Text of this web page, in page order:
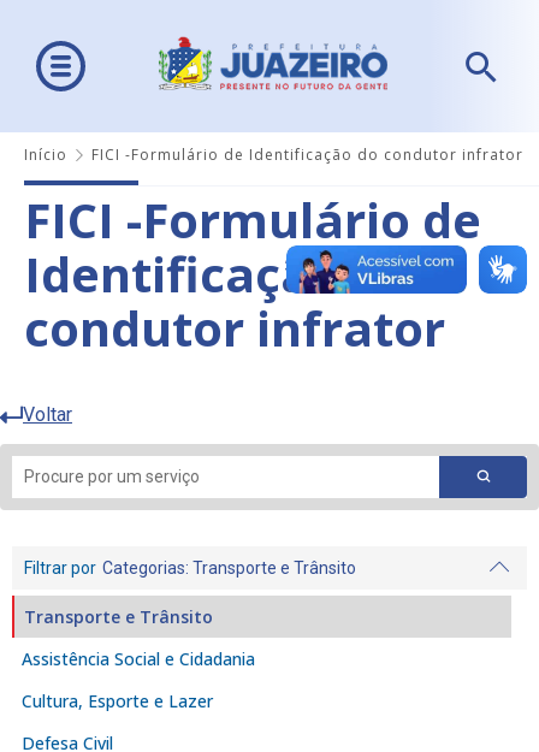
Início FICI -Formulário de Identificação do condutor infrator
FICI -Formulário de
Identificação do
condutor infrator
Voltar
Filtrar por Categorias: Transporte e Trânsito
Assistência Social e Cidadania
Cultura, Esporte e Lazer
Defesa Civil
Transporte e Trânsito